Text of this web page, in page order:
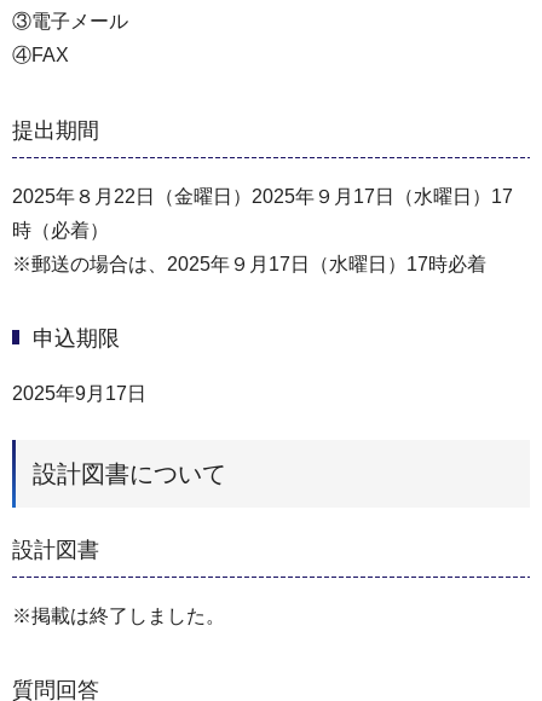
③電子メール
④FAX
提出期間
2025年８月22日（金曜日）2025年９月17日（水曜日）17
時（必着）
※郵送の場合は、2025年９月17日（水曜日）17時必着
申込期限
2025年9月17日
設計図書について
設計図書
※掲載は終了しました。
質問回答